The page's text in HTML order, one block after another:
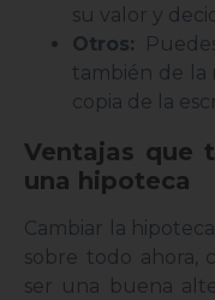
su valor y
Otros:
también de la
copia de la
Ventajas que
una hipoteca
Cambiar la
sobre todo ahora,
ser una buena